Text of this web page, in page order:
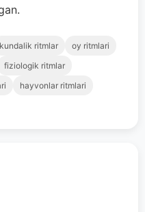
kundalik ritmlar
oy ritmlari
fiziologik ritmlar
hayvonlar ritmlari